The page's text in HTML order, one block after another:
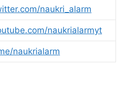
naukri_alarm
naukrialarmyt
naukrialarm